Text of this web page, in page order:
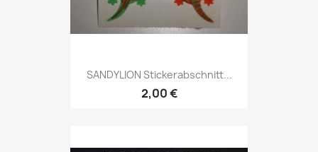
SANDYLION Stickerabschnitt...
2,00 €